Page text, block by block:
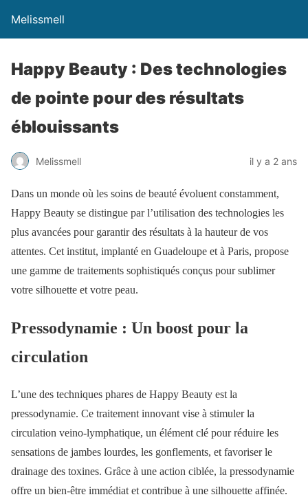
Melissmell
Happy Beauty : Des technologies
de pointe pour des résultats
éblouissants
Melissmell il y a 2 ans
Dans un monde où les soins de beauté évoluent constamment,
Happy Beauty se distingue par l’utilisation des technologies les
plus avancées pour garantir des résultats à la hauteur de vos
attentes. Cet institut, implanté en Guadeloupe et à Paris, propose
une gamme de traitements sophistiqués conçus pour sublimer
votre silhouette et votre peau.
Pressodynamie : Un boost pour la
circulation
L’une des techniques phares de Happy Beauty est la
pressodynamie. Ce traitement innovant vise à stimuler la
circulation veino-lymphatique, un élément clé pour réduire les
sensations de jambes lourdes, les gonflements, et favoriser le
drainage des toxines. Grâce à une action ciblée, la pressodynamie
offre un bien-être immédiat et contribue à une silhouette affinée.